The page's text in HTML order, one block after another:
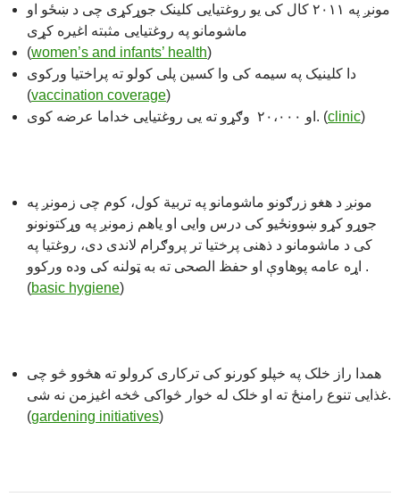
مونږ په ۲۰۱۱ کال کی یو روغتیایی کلینک جوړکړی چی د ښځو او
ماشومانو په روغتیایی مثبته اغیره کړی
(women’s and infants’ health)
دا کلینیک په سیمه کی وا کسین پلی کولو ته پراختیا ورکوی
(vaccination coverage)
او ۲۰،۰۰۰ وګړو ته یی روغتیایی خداما عرضه کوی. (clinic)
مونږ د هغو زرګونو ماشومانو په تربیة کول، کوم چی زمونږ په
جوړو کړو ښوونځیو کی درس وایی او یاهم زمونږ په وړکتونونو
کی د ماشومانو د ذهنی پرختیا تر پروګرام لاندی دی، روغتیا په
اړه عامه پوهاوې او حفظ الصحی ته به ټولنه کی وده ورکوو .
(basic hygiene)
همدا راز خلک په خپلو کورنو کی ترکاری کرولو ته هڅوو څو چی
غذایی تنوع رامنځ ته او خلک له خوار څواکی څخه اغیزمن نه شی.
(gardening initiatives)